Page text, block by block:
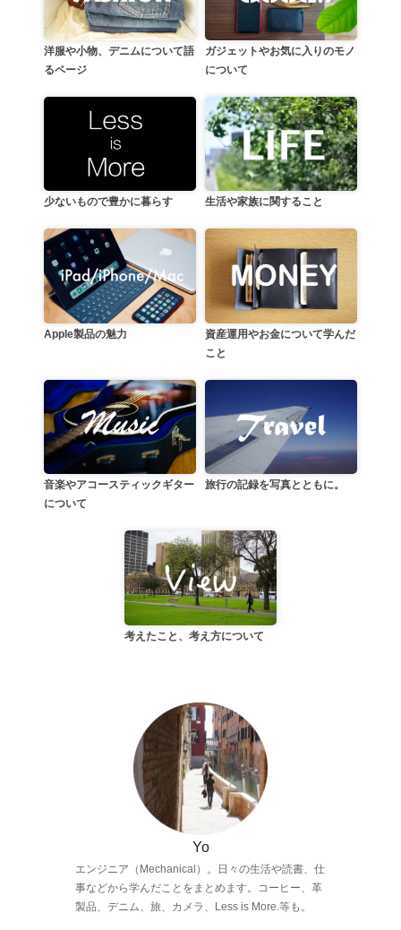
洋服や小物、デニムについて語
るページ
ガジェットやお気に入りのモノ
について
少ないもので豊かに暮らす 生活や家族に関すること
Apple製品の魅力
資産運用やお金について学んだ
こと
音楽やアコースティックギター
について
旅行の記録を写真とともに。
考えたこと、考え方について
Yo
エンジニア（Mechanical）。日々の生活や読書、仕
事などから学んだことをまとめます。コーヒー、革
製品、デニム、旅、カメラ、Less is More.等も。